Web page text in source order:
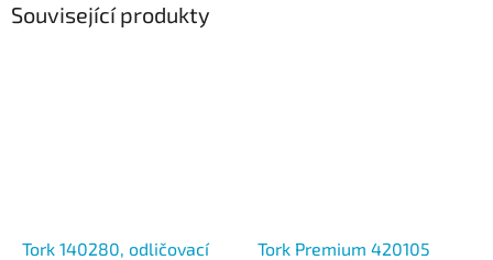
Související produkty
Tork 140280, odličovací
Tork Premium 420105